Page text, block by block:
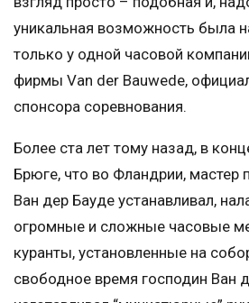
уникальная возможность была
только у одной часовой
фирмы Van der Bauwede,
спонсора соревнования.
Более ста лет тому назад, в
Брюге, что во Фландрии, мастер
Ван дер Бауде устанавливал,
огромные и сложные часовые
куранты, установленные на
свободное время господин Ван